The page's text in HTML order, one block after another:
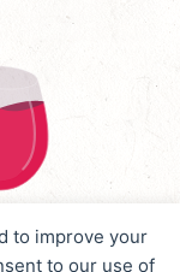
to improve your
to our use of